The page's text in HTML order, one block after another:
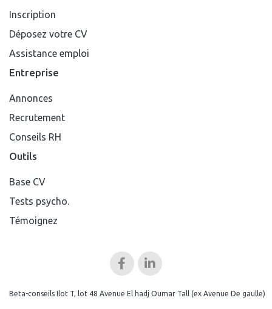
Inscription
Déposez votre CV
Assistance emploi
Entreprise
Annonces
Recrutement
Conseils RH
Outils
Base CV
Tests psycho.
Témoignez
Beta-conseils Ilot T, lot 48 Avenue El hadj Oumar Tall (ex Avenue De gaulle)